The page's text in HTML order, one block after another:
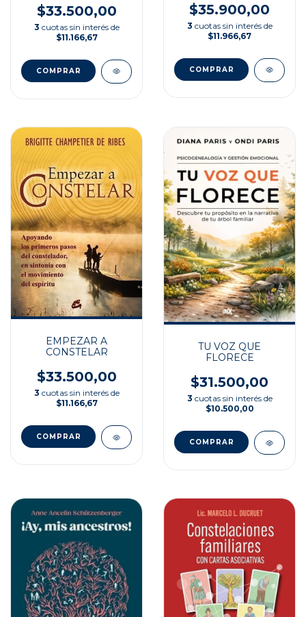
$33.500,00
3 cuotas sin interés de
$11.166,67
$35.900,00
3 cuotas sin interés de
$11.966,67
EMPEZAR A
CONSTELAR
$33.500,00
3 cuotas sin interés de
$11.166,67
TU VOZ QUE
FLORECE
$31.500,00
3 cuotas sin interés de
$10.500,00